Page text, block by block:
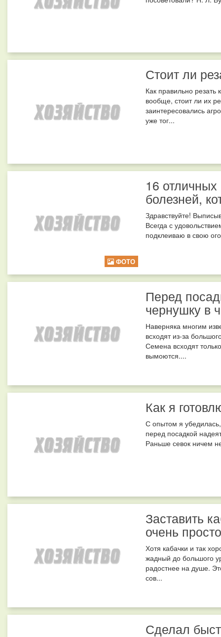
Стоит ли
Как правильно
вообще, стоит ли их
заинтересовались
уже тог...
ФОТО
16 отличных
болезней,
Здравствуйте!
Всегда с
подклеиваю в свою
Перед
чернушку в
Наверняка многим
всходят из-за
Семена всходят
вымоются....
Как я
С опытом я убедилась,
перед посадкой
Раньше севок ничем
Заставить
очень просто
Хотя кабачки и так
жадный до большого
радостнее на душе.
сов...
Сделал